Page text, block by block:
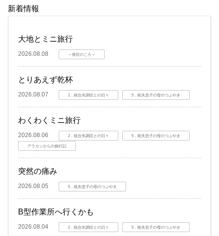
新着情報
大地とミニ旅行
2026.08.08 ～発症のころ～
とりあえず乾杯
2026.08.07 2．統合失調症との日々 5．統失息子の母のつぶやき
わくわくミニ旅行
2026.08.06 2．統合失調症との日々 5．統失息子の母のつぶやき
アラカンからの旅行記
突然の痛み
2026.08.05 5．統失息子の母のつぶやき
B型作業所へ行くかも
2026.08.04 2．統合失調症との日々 5．統失息子の母のつぶやき